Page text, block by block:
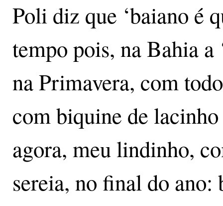
Poli diz que ‘baiano é
tempo pois, na Bahia a
na Primavera, com
com biquine de
agora, meu lindinho,
sereia, no final do ano: